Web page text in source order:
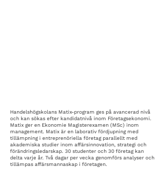
Handelshögskolans Matix-program ges på avancerad nivå
och kan sökas efter kandidatnivå inom Företagsekonomi.
Matix ger en Ekonomie Magisterexamen (MSc) inom
management. Matix är en laborativ fördjupning med
tillämpning i entreprenöriella företag parallellt med
akademiska studier inom affärsinnovation, strategi och
förändringsledarskap. 30 studenter och 30 företag kan
delta varje år. Två dagar per vecka genomförs analyser och
tillämpas affärsmannaskap i företagen.